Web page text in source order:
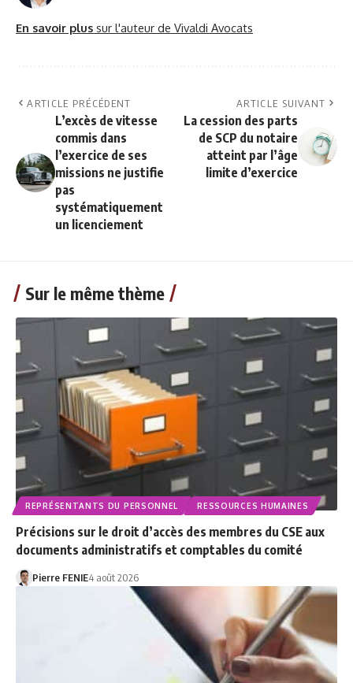
En savoir plus sur l'auteur de Vivaldi Avocats
ARTICLE PRÉCÉDENT
L’excès de vitesse
commis dans
l’exercice de ses
missions ne justifie
pas
systématiquement
un licenciement
ARTICLE SUIVANT
La cession des parts
de SCP du notaire
atteint par l’âge
limite d’exercice
Sur le même thème
REPRÉSENTANTS DU PERSONNEL RESSOURCES HUMAINES
Précisions sur le droit d’accès des membres du CSE aux
documents administratifs et comptables du comité
Pierre FENIE4 août 2026